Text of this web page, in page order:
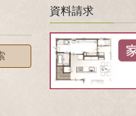
資料請求